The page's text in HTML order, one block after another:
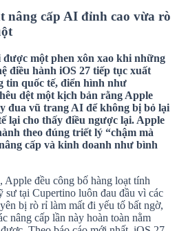
nâng cấp AI đỉnh cao vừa rò
được một phen xôn xao khi những
điều hành iOS 27 tiếp tục xuất
tin quốc tế, điển hình như
dệt một kịch bản rằng Apple
đua vũ trang AI để không bị bỏ lại
lại cho thấy điều ngược lại. Apple
theo đúng triết lý “chậm mà
cấp và kinh doanh như bình
đều công bố hàng loạt tính
sư tại Cupertino luôn đau đầu vì các
bị rò rỉ làm mất đi yếu tố bất ngờ,
nâng cấp lần này hoàn toàn nằm